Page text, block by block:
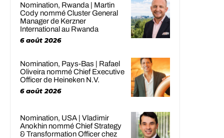
Nomination, Rwanda | Martin
Cody nommé Cluster General
Manager de Kerzner
International au Rwanda
6 août 2026
Nomination, Pays-Bas | Rafael
Oliveira nommé Chief Executive
Officer de Heineken N.V.
6 août 2026
Nomination, USA | Vladimir
Anokhin nommé Chief Strategy
& Transformation Officer chez